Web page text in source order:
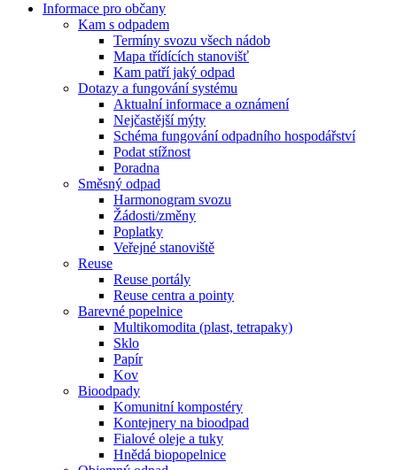
Informace pro občany
Kam s odpadem
Termíny svozu všech nádob
Mapa třídících stanovišť
Kam patří jaký odpad
Dotazy a fungování systému
Aktualní informace a oznámení
Nejčastější mýty
Schéma fungování odpadního hospodářství
Podat stížnost
Poradna
Směsný odpad
Harmonogram svozu
Žádosti/změny
Poplatky
Veřejné stanoviště
Reuse
Reuse portály
Reuse centra a pointy
Barevné popelnice
Multikomodita (plast, tetrapaky)
Sklo
Papír
Kov
Bioodpady
Komunitní kompostéry
Kontejnery na bioodpad
Fialové oleje a tuky
Hnědá biopopelnice